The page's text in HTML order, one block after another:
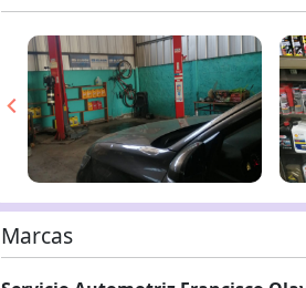
Marcas